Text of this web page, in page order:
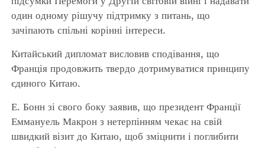
один одному рішучу підтримку з питань, що
зачіпають спільні корінні інтереси.
Китайський дипломат висловив сподівання, що
Франція продовжить твердо дотримуватися принципу
єдиного Китаю.
Е. Бонн зі свого боку заявив, що президент Франції
Еммануель Макрон з нетерпінням чекає на свій
швидкий візит до Китаю, щоб зміцнити і поглибити